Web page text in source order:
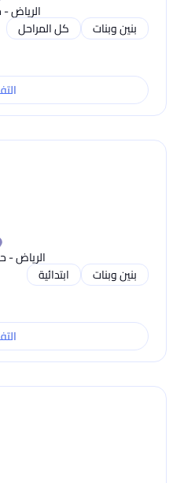
الرياض
بنين وبنات
كل المراحل
الرياض -
بنين وبنات
ابتدائية